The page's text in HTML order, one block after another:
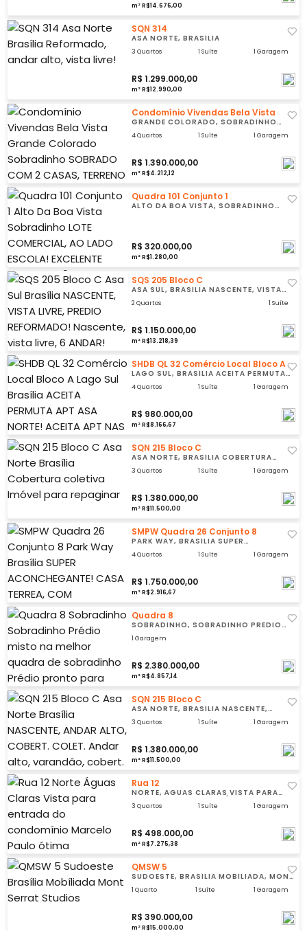
m² R$14.676,00
SQN 314
ASA NORTE, BRASÍLIA
3 Quartos 1 Suíte 1 Garagem
R$ 1.299.000,00
m² R$12.990,00
Condomínio Vivendas Bela Vista
GRANDE COLORADO, SOBRADINHO
1000M2, ESCRITURADA!
4 Quartos 1 Suíte 1 Garagem
R$ 1.390.000,00
m² R$4.212,12
Quadra 101 Conjunto 1
ALTO DA BOA VISTA, SOBRADINHO
R$ 320.000,00
m² R$1.280,00
SQS 205 Bloco C
ASA SUL, BRASÍLIA NASCENTE, VISTA
2 Quartos 1 Suíte
R$ 1.150.000,00
m² R$13.218,39
SHDB QL 32 Comércio Local Bloco A
LAGO SUL, BRASÍLIA ACEITA PERMUTA
4 Quartos 1 Suíte 1 Garagem
R$ 980.000,00
m² R$8.166,67
SQN 215 Bloco C
ASA NORTE, BRASÍLIA COBERTURA
3 Quartos 1 Suíte 1 Garagem
R$ 1.380.000,00
m² R$11.500,00
SMPW Quadra 26 Conjunto 8
PARK WAY, BRASÍLIA SUPER
4 Quartos 1 Suíte 1 Garagem
R$ 1.750.000,00
m² R$2.916,67
Quadra 8
SOBRADINHO, SOBRADINHO PRÉDIO
SOBRADINHO
1 Garagem
R$ 2.380.000,00
m² R$4.857,14
SQN 215 Bloco C
ASA NORTE, BRASÍLIA NASCENTE,
3 Quartos 1 Suíte 1 Garagem
R$ 1.380.000,00
m² R$11.500,00
Rua 12
NORTE, ÁGUAS CLARAS VISTA PARA
ENTRADA DO CONDOMÍNIO , MARCELO
PAULO
3 Quartos 1 Suíte 1 Garagem
R$ 498.000,00
m² R$7.275,38
QMSW 5
SUDOESTE, BRASÍLIA MOBÍLIADA, MONT
1 Quarto 1 Suíte 1 Garagem
R$ 390.000,00
m² R$15.000,00